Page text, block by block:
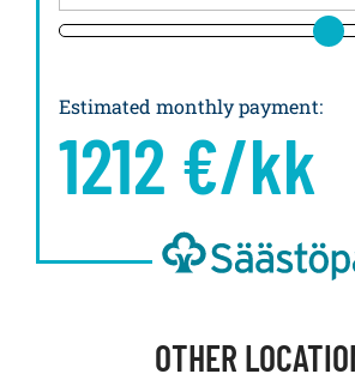
Estimated monthly payment:
1212 €/kk
OTHER